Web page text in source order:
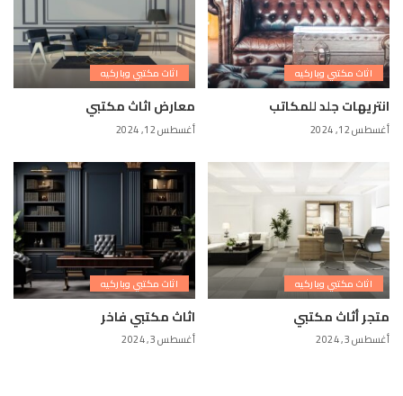
اثاث مكتبي وباركيه
انتريهات جلد للمكاتب
أغسطس 12, 2024
اثاث مكتبي وباركيه
معارض اثاث مكتبي
أغسطس 12, 2024
اثاث مكتبي وباركيه
متجر أثاث مكتبي
أغسطس 3, 2024
اثاث مكتبي وباركيه
اثاث مكتبي فاخر
أغسطس 3, 2024